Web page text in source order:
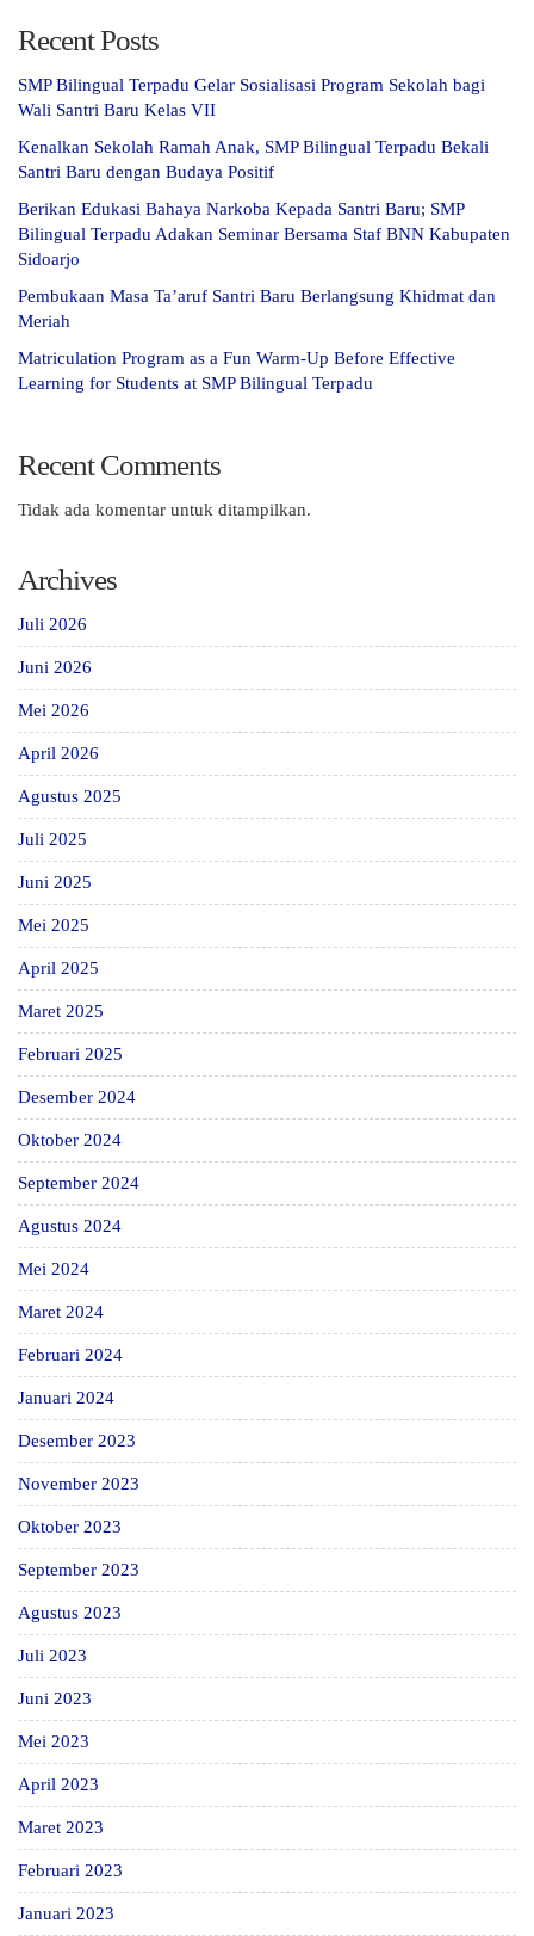
Recent Posts
SMP Bilingual Terpadu Gelar Sosialisasi Program Sekolah bagi
Wali Santri Baru Kelas VII
Kenalkan Sekolah Ramah Anak, SMP Bilingual Terpadu Bekali
Santri Baru dengan Budaya Positif
Berikan Edukasi Bahaya Narkoba Kepada Santri Baru; SMP
Bilingual Terpadu Adakan Seminar Bersama Staf BNN Kabupaten
Sidoarjo
Pembukaan Masa Ta’aruf Santri Baru Berlangsung Khidmat dan
Meriah
Matriculation Program as a Fun Warm-Up Before Effective
Learning for Students at SMP Bilingual Terpadu
Recent Comments
Tidak ada komentar untuk ditampilkan.
Archives
Juli 2026
Juni 2026
Mei 2026
April 2026
Agustus 2025
Juli 2025
Juni 2025
Mei 2025
April 2025
Maret 2025
Februari 2025
Desember 2024
Oktober 2024
September 2024
Agustus 2024
Mei 2024
Maret 2024
Februari 2024
Januari 2024
Desember 2023
November 2023
Oktober 2023
September 2023
Agustus 2023
Juli 2023
Juni 2023
Mei 2023
April 2023
Maret 2023
Februari 2023
Januari 2023